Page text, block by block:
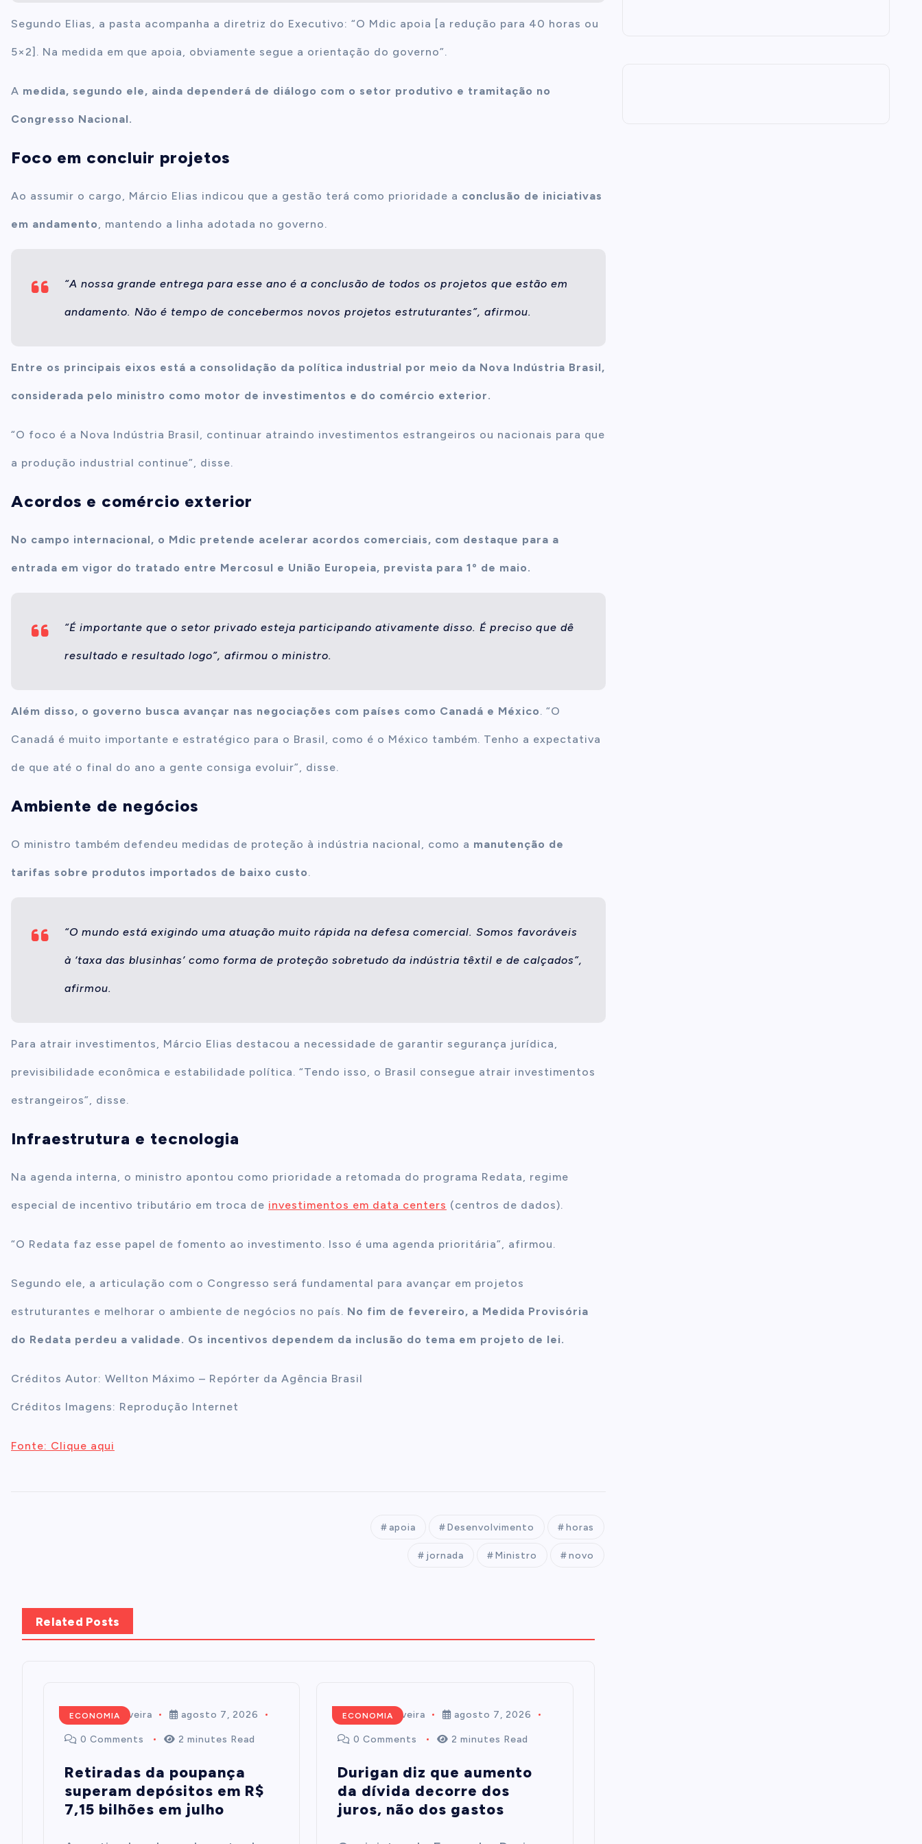
Segundo Elias, a pasta acompanha a diretriz do Executivo: “O Mdic apoia [a redução para 40 horas ou
5×2]. Na medida em que apoia, obviamente segue a orientação do governo”.
A medida, segundo ele, ainda dependerá de diálogo com o setor produtivo e tramitação no
Congresso Nacional.
Foco em concluir projetos
Ao assumir o cargo, Márcio Elias indicou que a gestão terá como prioridade a conclusão de iniciativas
em andamento, mantendo a linha adotada no governo.
“A nossa grande entrega para esse ano é a conclusão de todos os projetos que estão em
andamento. Não é tempo de concebermos novos projetos estruturantes”, afirmou.
Entre os principais eixos está a consolidação da política industrial por meio da Nova Indústria Brasil,
considerada pelo ministro como motor de investimentos e do comércio exterior.
“O foco é a Nova Indústria Brasil, continuar atraindo investimentos estrangeiros ou nacionais para que
a produção industrial continue”, disse.
Acordos e comércio exterior
No campo internacional, o Mdic pretende acelerar acordos comerciais, com destaque para a
entrada em vigor do tratado entre Mercosul e União Europeia, prevista para 1º de maio.
“É importante que o setor privado esteja participando ativamente disso. É preciso que dê
resultado e resultado logo”, afirmou o ministro.
Além disso, o governo busca avançar nas negociações com países como Canadá e México. “O
Canadá é muito importante e estratégico para o Brasil, como é o México também. Tenho a expectativa
de que até o final do ano a gente consiga evoluir”, disse.
Ambiente de negócios
O ministro também defendeu medidas de proteção à indústria nacional, como a manutenção de
tarifas sobre produtos importados de baixo custo.
“O mundo está exigindo uma atuação muito rápida na defesa comercial. Somos favoráveis
à ‘taxa das blusinhas’ como forma de proteção sobretudo da indústria têxtil e de calçados”,
afirmou.
Para atrair investimentos, Márcio Elias destacou a necessidade de garantir segurança jurídica,
previsibilidade econômica e estabilidade política. “Tendo isso, o Brasil consegue atrair investimentos
estrangeiros”, disse.
Infraestrutura e tecnologia
Na agenda interna, o ministro apontou como prioridade a retomada do programa Redata, regime
especial de incentivo tributário em troca de investimentos em data centers (centros de dados).
“O Redata faz esse papel de fomento ao investimento. Isso é uma agenda prioritária”, afirmou.
Segundo ele, a articulação com o Congresso será fundamental para avançar em projetos
estruturantes e melhorar o ambiente de negócios no país. No fim de fevereiro, a Medida Provisória
do Redata perdeu a validade. Os incentivos dependem da inclusão do tema em projeto de lei.
Créditos Autor: Wellton Máximo – Repórter da Agência Brasil
Créditos Imagens: Reprodução Internet
Fonte: Clique aqui
apoia Desenvolvimento horas
jornada Ministro novo
Related Posts
ECONOMIA
Mairim de Oliveira agosto 7, 2026
0 Comments 2 minutes Read
Retiradas da poupança
superam depósitos em R$
7,15 bilhões em julho
ECONOMIA
Mairim de Oliveira agosto 7, 2026
0 Comments 2 minutes Read
Durigan diz que aumento
da dívida decorre dos
juros, não dos gastos